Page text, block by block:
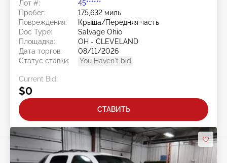
Лот #:
45******
Пробег:
175,632 миль
Повреждения:
Крыша/Передняя часть
Doc Type:
Salvage Ohio
Площадка:
OH - CLEVELAND
Дата торгов:
08/11/2026
Статус ставки:
You Haven't bid
Current Bid:
$0
СТАВИТЬ